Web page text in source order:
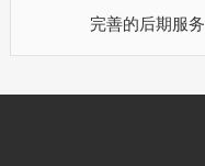
完善的后期服